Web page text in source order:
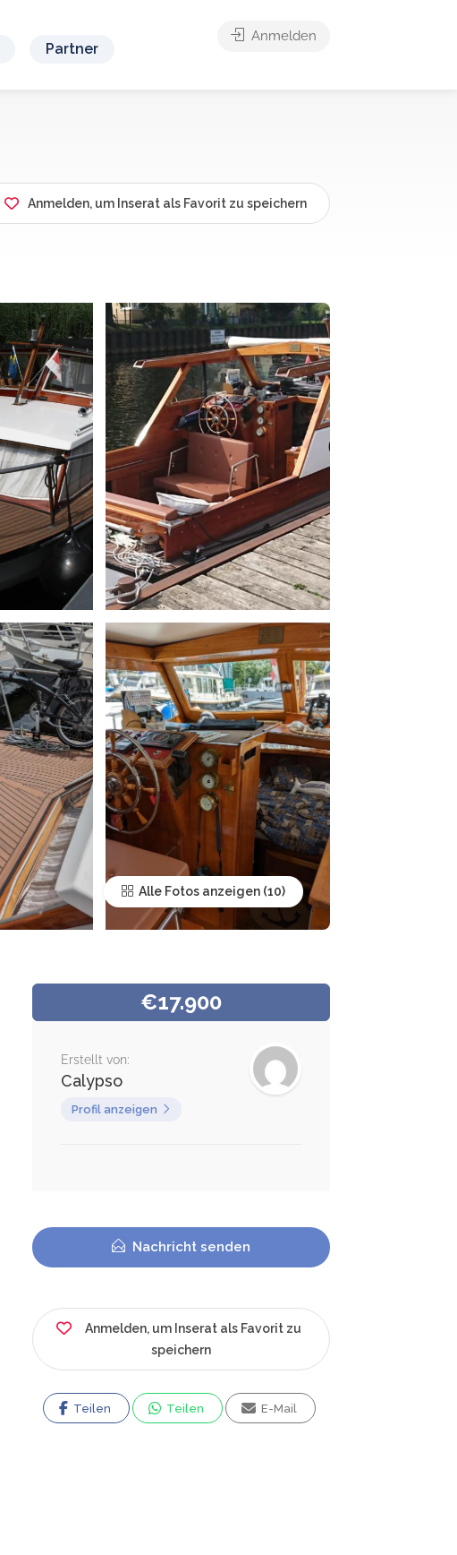
Partner
Anmelden
Anmelden, um Inserat als Favorit zu speichern
Alle Fotos anzeigen
€17.900
Erstellt von:
Calypso
Profil anzeigen
Nachricht senden
Anmelden, um Inserat als Favorit zu
speichern
Teilen Teilen E-Mail